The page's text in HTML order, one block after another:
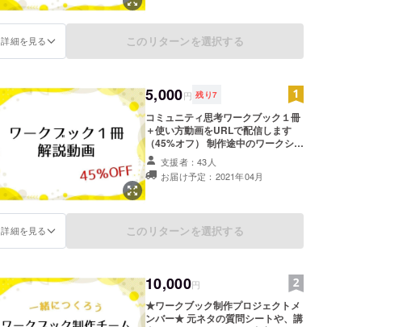
詳細を見る このリターンを選択する
5,000円 残り7
コミュニティ思考ワークブック１冊
＋使い方動画をURLで配信します
（45%オフ） 制作途中のワークシー
トなどを共有して感想をもらうメー
リングリストへの参加 備考欄に、あ
なたは【オーナー希望】か【コミュ
支援者：43人
お届け予定：2021年04月
詳細を見る このリターンを選択する
10,000円
★ワークブック制作プロジェクトメ
ンバー★ 元ネタの質問シートや、講